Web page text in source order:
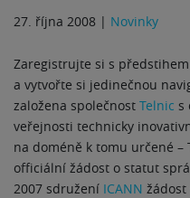
27. října 2008 | Novinky
Zaregistrujte si s
a vytvořte si jedinečnou
založena společnost Telnic s
veřejnosti technicky
na doméně k tomu určené –
officiální žádost o statut
2007 sdružení ICANN